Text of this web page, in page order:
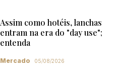
Assim como hotéis, lanchas
entram na era do "day use";
entenda
Mercado 05/08/2026